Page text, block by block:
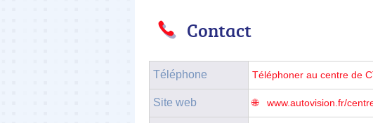
Contact
Téléphone Téléphoner au centre de
Site web www.autovision.fr/